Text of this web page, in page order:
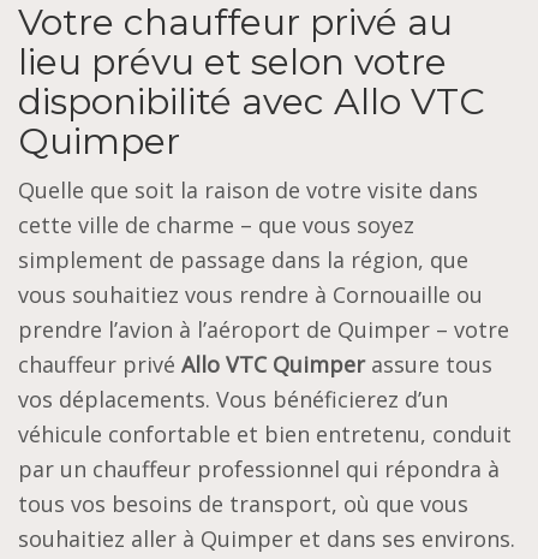
Votre chauffeur privé au
lieu prévu et selon votre
disponibilité avec Allo VTC
Quimper
Quelle que soit la raison de votre visite dans
cette ville de charme – que vous soyez
simplement de passage dans la région, que
vous souhaitiez vous rendre à Cornouaille ou
prendre l’avion à l’aéroport de Quimper – votre
chauffeur privé Allo VTC Quimperassure tous
vos déplacements. Vous bénéficierez d’un
véhicule confortable et bien entretenu, conduit
par un chauffeur professionnel qui répondra à
tous vos besoins de transport, où que vous
souhaitiez aller à Quimper et dans ses environs.